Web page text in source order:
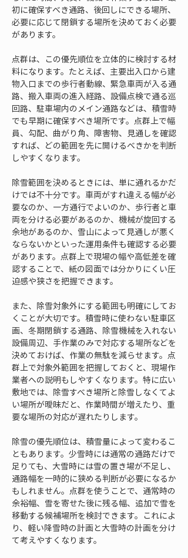
初に確保すべき通路、後回しにできる場所、
必要に応じて閉鎖する場所を決めておく必要
があります。
点群は、この優先順位を立体的に検討する材
料になります。たとえば、主要出入口から建
物入口までの歩行者動線、緊急車両が入る通
路、搬入車両の進入経路、設備点検で通る巡
回路、駐車場内のメイン通路などは、積雪時
でも早期に確保すべき場所です。点群上で幅
員、勾配、曲がり角、障害物、見通しを確認
すれば、どの範囲を先に開けるべきかを判断
しやすくなります。
除雪範囲を決めるときには、単に通れるかだ
けでは不十分です。車両がすれ違える幅が必
要なのか、一方通行でよいのか、歩行者と車
両を分ける必要があるのか、機械が旋回する
余地があるのか、雪山によって見通しが悪く
ならないかといった運用条件も確認する必要
があります。点群上で現場の幅や高低差を確
認することで、紙の図面では分かりにくい圧
迫感や狭さを把握できます。
また、除雪対象外にする範囲も明確にしてお
くことが大切です。積雪時に使わない駐車区
画、冬期閉鎖する通路、除雪機械を入れない
設備周辺、手作業のみで対応する場所などを
決めておけば、作業の無駄を減らせます。点
群上で対象外範囲を把握しておくと、現場作
業者への説明もしやすくなります。特に広い
敷地では、除雪すべき場所と除雪しなくてよ
い場所が曖昧だと、作業時間が増えたり、重
要な場所の対応が遅れたりします。
除雪の優先順位は、積雪量によって変わるこ
ともあります。少雪時には通常の通路だけで
足りても、大雪時には雪の置き場が不足し、
通路幅を一時的に狭める判断が必要になるか
もしれません。点群を使うことで、通常時の
余裕幅、雪を寄せた後に残る幅、追加で雪を
移動する候補場所を検討できます。これによ
り、軽い降雪時の計画と大雪時の計画を分け
て考えやすくなります。